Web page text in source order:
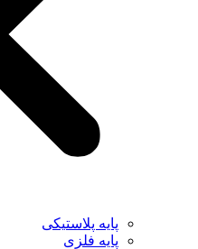
پایه پلاستیکی
پایه فلزی